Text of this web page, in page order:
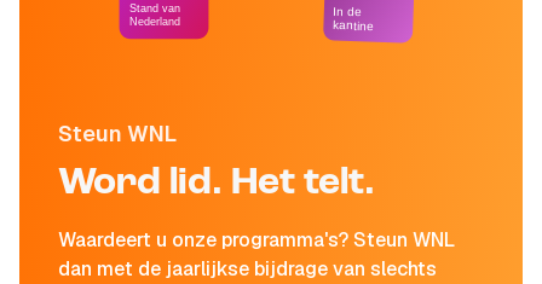
Steun WNL
Word lid. Het telt.
Waardeert u onze programma's? Steun WNL
dan met de jaarlijkse bijdrage van slechts
Stand van
Nederland
In de
kantine